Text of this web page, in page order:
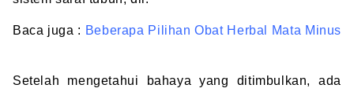
Baca juga : Beberapa Pilihan Obat Herbal Mata Minus
Setelah mengetahui bahaya yang ditimbulkan, ada